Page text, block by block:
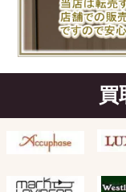
買